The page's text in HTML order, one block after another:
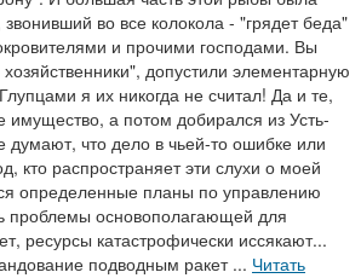
во все колокола - "грядет беда"
и прочими господами. Вы
допустили элементарную
я их никогда не считал! Да и те,
имущество, а потом добирался из Усть-
думают, что дело в чьей-то ошибке или
кто распространяет эти слухи о моей
определенные планы по управлению
проблемы основополагающей для
ресурсы катастрофически иссякают...
подводным ракет ... Читать